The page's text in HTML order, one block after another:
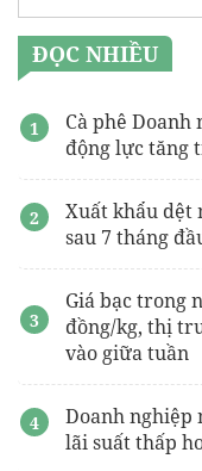
ĐỌC NHIỀU
Cà phê Doanh
động lực tăng
Xuất khẩu dệt
sau 7 tháng
Giá bạc trong
đồng/kg, thị
vào giữa tuần
Doanh nghiệp
lãi suất thấp